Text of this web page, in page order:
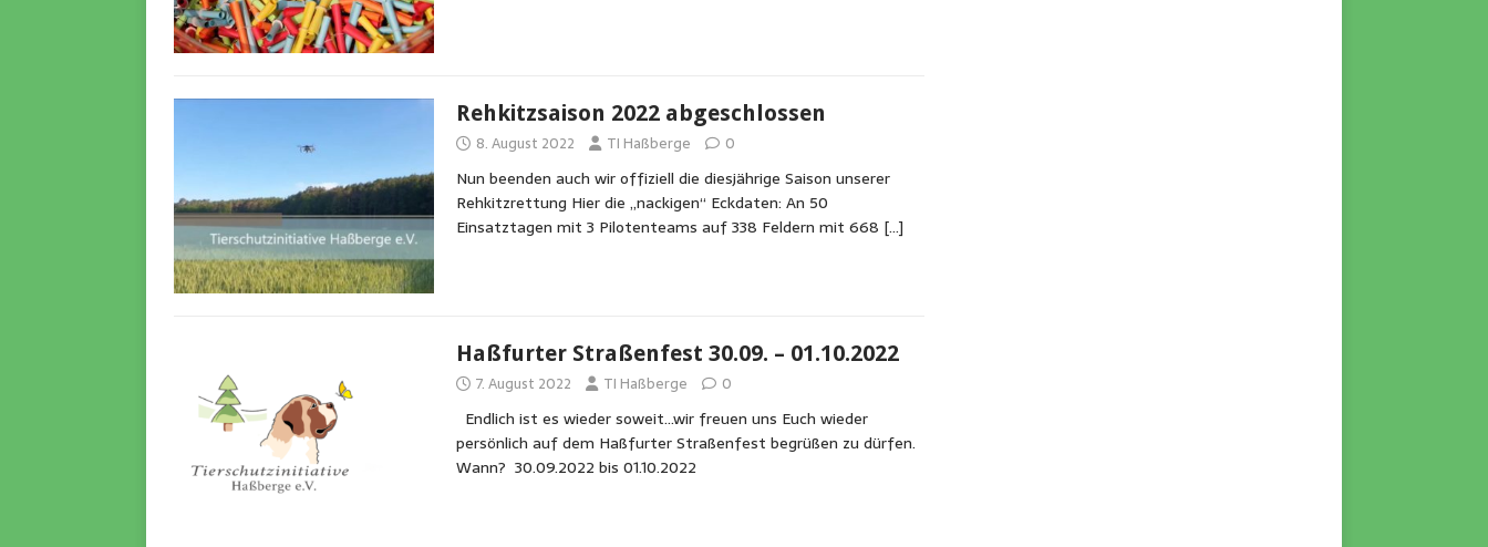
Rehkitzsaison 2022 abgeschlossen
8. August 2022 TI Haßberge 0
Nun beenden auch wir offiziell die diesjährige Saison unserer
Rehkitzrettung Hier die „nackigen“ Eckdaten: An 50
Einsatztagen mit 3 Pilotenteams auf 338 Feldern mit 668 […]
Haßfurter Straßenfest 30.09. – 01.10.2022
7. August 2022 TI Haßberge 0
Endlich ist es wieder soweit…wir freuen uns Euch wieder
persönlich auf dem Haßfurter Straßenfest begrüßen zu dürfen.
Wann? 30.09.2022 bis 01.10.2022